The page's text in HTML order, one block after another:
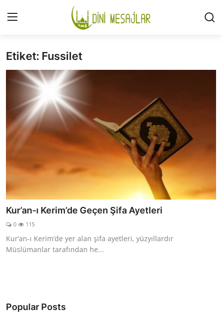
Giriş
İLETİŞİM
GÜNDEM
HAKKIMIZDA
SURELER
NAMAZ
DUALAR
KİMDİR?
KISSADAN HİSSE
Etiket: Fussilet
Kur’an-ı Kerim’de Geçen Şifa Ayetleri
0 115
Kur’an-ı Kerim’de yer alan şifa ayetleri, yüzyıllardır
Müslümanlar tarafından he...
Popular Posts